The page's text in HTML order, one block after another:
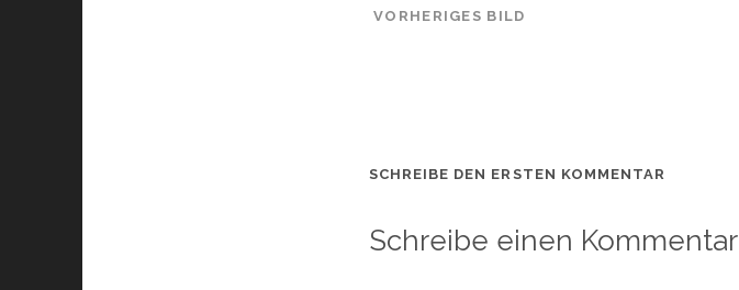
VORHERIGES BILD
SCHREIBE DEN ERSTEN KOMMENTAR
Schreibe einen Kommentar